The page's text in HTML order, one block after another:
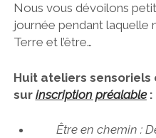
Nous vous dévoilons
journée pendant laquelle
Terre et l’être…
Huit ateliers
sur inscription préalable:
Être en chemin :